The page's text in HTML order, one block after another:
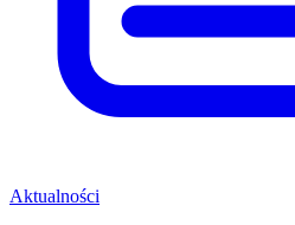
Aktualności